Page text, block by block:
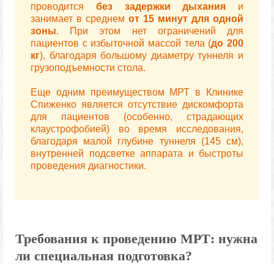
проводится без задержки дыхания и
занимает в среднем от 15 минут для одной
зоны. При этом нет ограничений для
пациентов с избыточной массой тела (до 200
кг), благодаря большому диаметру туннеля и
грузоподъемности стола.
Еще одним преимуществом МРТ в Клинике
Спиженко является отсутствие дискомфорта
для пациентов (особенно, страдающих
клаустрофобией) во время исследования,
благодаря малой глубине туннеля (145 см),
внутренней подсветке аппарата и быстроты
проведения диагностики.
Требования к проведению МРТ: нужна
ли специальная подготовка?